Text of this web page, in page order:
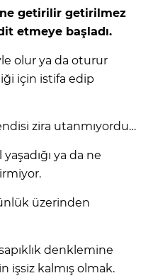
getirilir getirilmez
etmeye başladı.
olur ya da oturur
için istifa edip
zira utanmıyordu…
ya da ne
üzerinden
denklemine
işsiz kalmış olmak.